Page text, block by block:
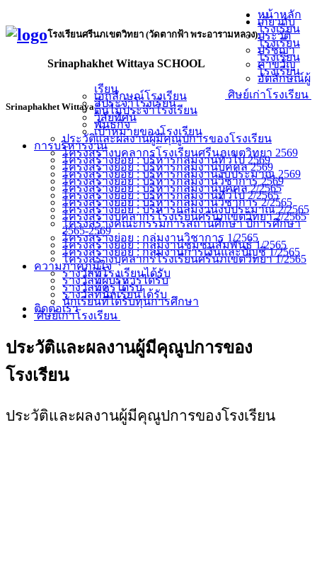
โรงเรียนศรีนภเขตวิทยา (วัดตากฟ้า พระอารามหลวง)
Srinaphakhet Wittaya SCHOOL
Srinaphakhet Wittaya
ศิษย์เก่าโรงเรียน
หน้าหลัก
เกี่ยวกับ
โรงเรียน
ประวัติ
โรงเรียน
ปรัชญา
โรงเรียน
คำขวัญ
โรงเรียน
อัตลักษณ์ผู้
เรียน
เอกลักษณ์โรงเรียน
สีประจำโรงเรียน
ต้นไม้ประจำโรงเรียน
วิสัยทัศน์
พันธกิจ
เป้าหมายของโรงเรียน
ประวัติและผลงานผู้มีคุณูปการของโรงเรียน
การบริหารงาน
โครงสร้างบุคลากรโรงเรียนศรีนภเขตวิทยา 2569
โครงสร้างย่อย : บริหารกลุ่มงานทั่วไป 2569
โครงสร้างย่อย : บริหารกลุ่มงานบุคคล 2569
โครงสร้างย่อย : บริหารกลุ่มงานงบประมาณ 2569
โครงสร้างย่อย : บริหารกลุ่มงานวิชาการ 2569
โครงสร้างย่อย : บริหารกลุ่มงานบุคคล 2/2565
โครงสร้างย่อย : บริหารกลุ่มงานทั่วไป 2/2565
โครงสร้างย่อย : บริหารกลุ่มงานวิชาการ 2/2565
โครงสร้างย่อย : บริหารกลุ่มงานงบประมาณ 2/2565
โครงสร้างบุคลากรโรงเรียนศรีนภเขตวิทยา 2/2565
โครงสร้างคณะกรรมการสถานศึกษา ปีการศึกษา
2565-2569
โครงสร้างย่อย : กลุ่มงานวิชาการ 1/2565
โครงสร้างย่อย : กลุ่มงานชุมชนสัมพันธ์ 1/2565
โครงสร้างย่อย : กลุ่มงานการเงินและบัญชี 1/2565
โครงสร้างบุคลากรโรงเรียนศรีนภเขตวิทยา 1/2565
ความภาคภูมิใจ
รางวัลที่โรงเรียนได้รับ
รางวัลที่ผู้บริหารได้รับ
รางวัลที่ครูได้รับ
รางวัลที่นักเรียนได้รับ
นักเรียนที่ได้รับทุนการศึกษา
ติดต่อเรา
ศิษย์เก่าโรงเรียน
ประวัติและผลงานผู้มีคุณูปการของ
โรงเรียน
ประวัติและผลงานผู้มีคุณูปการของโรงเรียน